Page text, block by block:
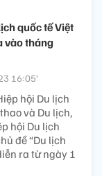
quốc tế Việt
vào tháng
16:05’
hội Du lịch
và Du lịch,
hội Du lịch
đề “Du lịch
ra từ ngày 1